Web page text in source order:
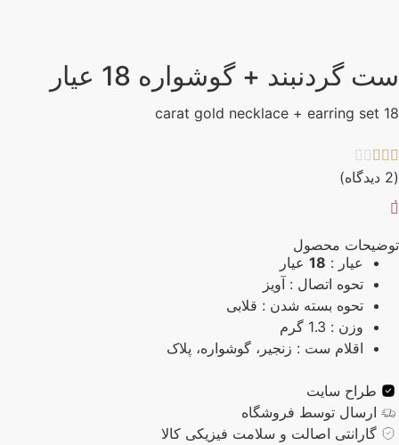
گردنبند + گوشواره 18 عیار
18 carat




محصول
عیار : 18عیار
تحوه اتصال : آویز
تحوه بسته شدن : قلابی
وزن : 1.3 گرم
اقلام ست : زنجیر، گوشواره، پلاک
طراح سایت
ارسال توسط فروشگاه
گارانتی اصالت و سلامت فیزیکی کالا